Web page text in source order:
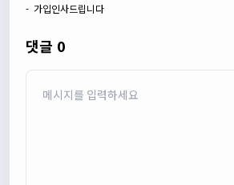
- 가입인사드립니다
댓글 0